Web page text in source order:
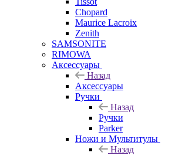
Chopard
Maurice Lacroix
Zenith
SAMSONITE
RIMOWA
Аксессуары
Назад
Аксессуары
Ручки
Назад
Ручки
Parker
Ножи и Мультитулы
Назад